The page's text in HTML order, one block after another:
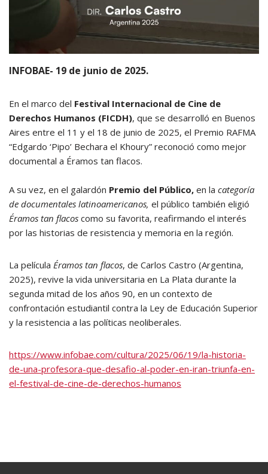
INFOBAE- 19 de junio de 2025.
En el marco del Festival Internacional de Cine de
Derechos Humanos (FICDH), que se desarrolló en Buenos
Aires entre el 11 y el 18 de junio de 2025, el Premio RAFMA
“Edgardo ‘Pipo’ Bechara el Khoury” reconoció como mejor
documental a Éramos tan flacos.
A su vez, en el galardón Premio del Público, en la categoría
de documentales latinoamericanos, el público también eligió
Éramos tan flacos como su favorita, reafirmando el interés
por las historias de resistencia y memoria en la región.
La película Éramos tan flacos, de Carlos Castro (Argentina,
2025), revive la vida universitaria en La Plata durante la
segunda mitad de los años 90, en un contexto de
confrontación estudiantil contra la Ley de Educación Superior
y la resistencia a las políticas neoliberales.
https://www.infobae.com/cultura/2025/06/19/la-historia-
de-una-profesora-que-desafio-al-poder-en-iran-triunfa-en-
el-festival-de-cine-de-derechos-humanos